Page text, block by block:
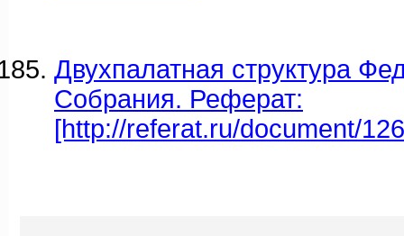
Двухпалатная структура
Собрания. Реферат:
[http://referat.ru/document/